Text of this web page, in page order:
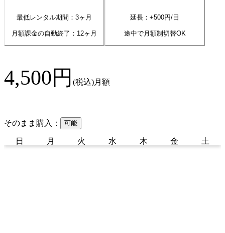
最低レンタル期間：3ヶ月
月額課金の自動終了： 12ヶ月
延長：+500円/日
途中で月額制切替OK
4,500円 (税込)月額
そのまま購入： 可能
日 月 火 水 木 金 土